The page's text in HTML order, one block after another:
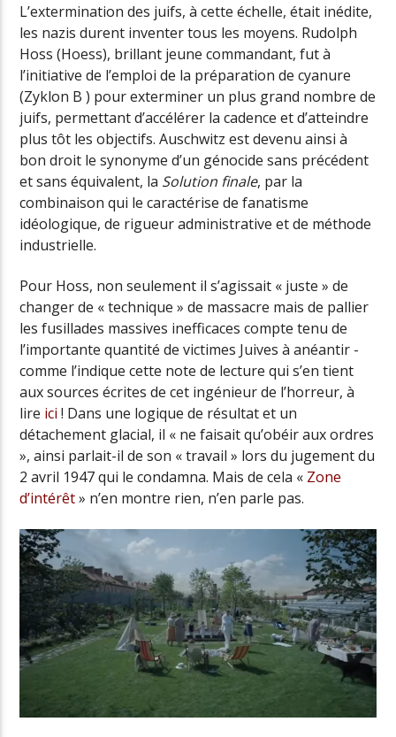
L’extermination des juifs, à cette échelle, était inédite,
les nazis durent inventer tous les moyens. Rudolph
Hoss (Hoess), brillant jeune commandant, fut à
l’initiative de l’emploi de la préparation de cyanure
(Zyklon B ) pour exterminer un plus grand nombre de
juifs, permettant d’accélérer la cadence et d’atteindre
plus tôt les objectifs. Auschwitz est devenu ainsi à
bon droit le synonyme d’un génocide sans précédent
et sans équivalent, la Solution finale, par la
combinaison qui le caractérise de fanatisme
idéologique, de rigueur administrative et de méthode
industrielle.
Pour Hoss, non seulement il s’agissait « juste » de
changer de « technique » de massacre mais de pallier
les fusillades massives inefficaces compte tenu de
l’importante quantité de victimes Juives à anéantir -
comme l’indique cette note de lecture qui s’en tient
aux sources écrites de cet ingénieur de l’horreur, à
lire ici ! Dans une logique de résultat et un
détachement glacial, il « ne faisait qu’obéir aux ordres
», ainsi parlait-il de son « travail » lors du jugement du
2 avril 1947 qui le condamna. Mais de cela « Zone
d’intérêt» n’en montre rien, n’en parle pas.